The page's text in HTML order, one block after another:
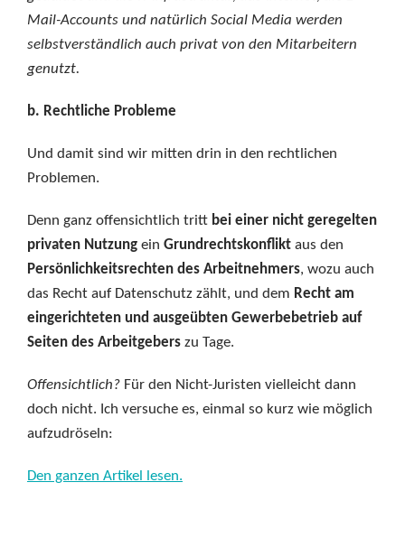
Mail-Accounts und natürlich Social Media werden
selbstverständlich auch privat von den Mitarbeitern
genutzt.
b. Rechtliche Probleme
Und damit sind wir mitten drin in den rechtlichen
Problemen.
Denn ganz offensichtlich tritt bei einer nicht geregelten
privaten Nutzung ein Grundrechtskonflikt aus den
Persönlichkeitsrechten des Arbeitnehmers, wozu auch
das Recht auf Datenschutz zählt, und dem Recht am
eingerichteten und ausgeübten Gewerbebetrieb auf
Seiten des Arbeitgebers zu Tage.
Offensichtlich? Für den Nicht-Juristen vielleicht dann
doch nicht. Ich versuche es, einmal so kurz wie möglich
aufzudröseln:
Den ganzen Artikel lesen.